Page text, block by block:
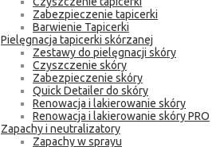
Zabezpieczenie tapicerki
Barwienie Tapicerki
Pielęgnacja tapicerki skórzanej
Zestawy do pielęgnacji skóry
Czyszczenie skóry
Zabezpieczenie skóry
Quick Detailer do skóry
Renowacja i lakierowanie skóry
Renowacja i lakierowanie skóry PRO
Zapachy i neutralizatory
Zapachy w sprayu